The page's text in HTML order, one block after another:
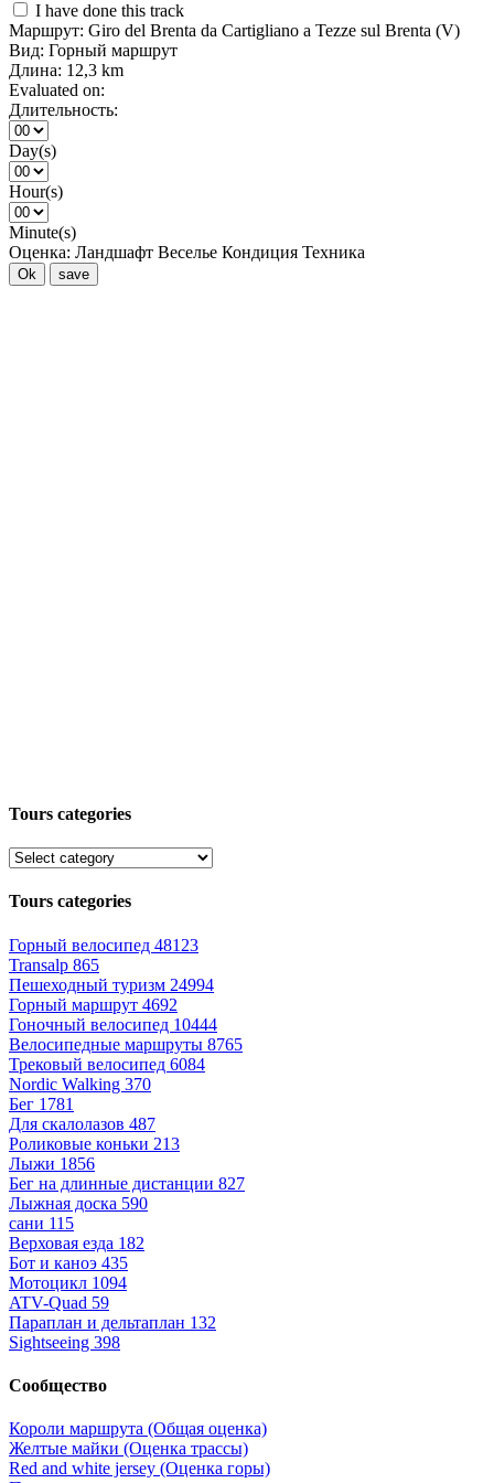
I have done this track
Маршрут: Giro del Brenta da Cartigliano a Tezze sul Brenta (V)
Вид: Горный маршрут
Длина: 12,3 km
Evaluated on:
Длительность:
Day(s)
Hour(s)
Minute(s)
Оценка: Ландшафт Веселье Кондиция Техника
Ok save
Tours categories
Tours categories
Горный велосипед 48123
Transalp 865
Пешеходный туризм 24994
Горный маршрут 4692
Гоночный велосипед 10444
Велосипедные маршруты 8765
Трековый велосипед 6084
Nordic Walking 370
Бег 1781
Для скалолазов 487
Роликовые коньки 213
Лыжи 1856
Бег на длинные дистанции 827
Лыжная доска 590
сани 115
Верховая езда 182
Бот и каноэ 435
Мотоцикл 1094
ATV-Quad 59
Параплан и дельтаплан 132
Sightseeing 398
Сообщество
Короли маршрута (Общая оценка)
Желтые майки (Оценка трассы)
Red and white jersey (Оценка горы)